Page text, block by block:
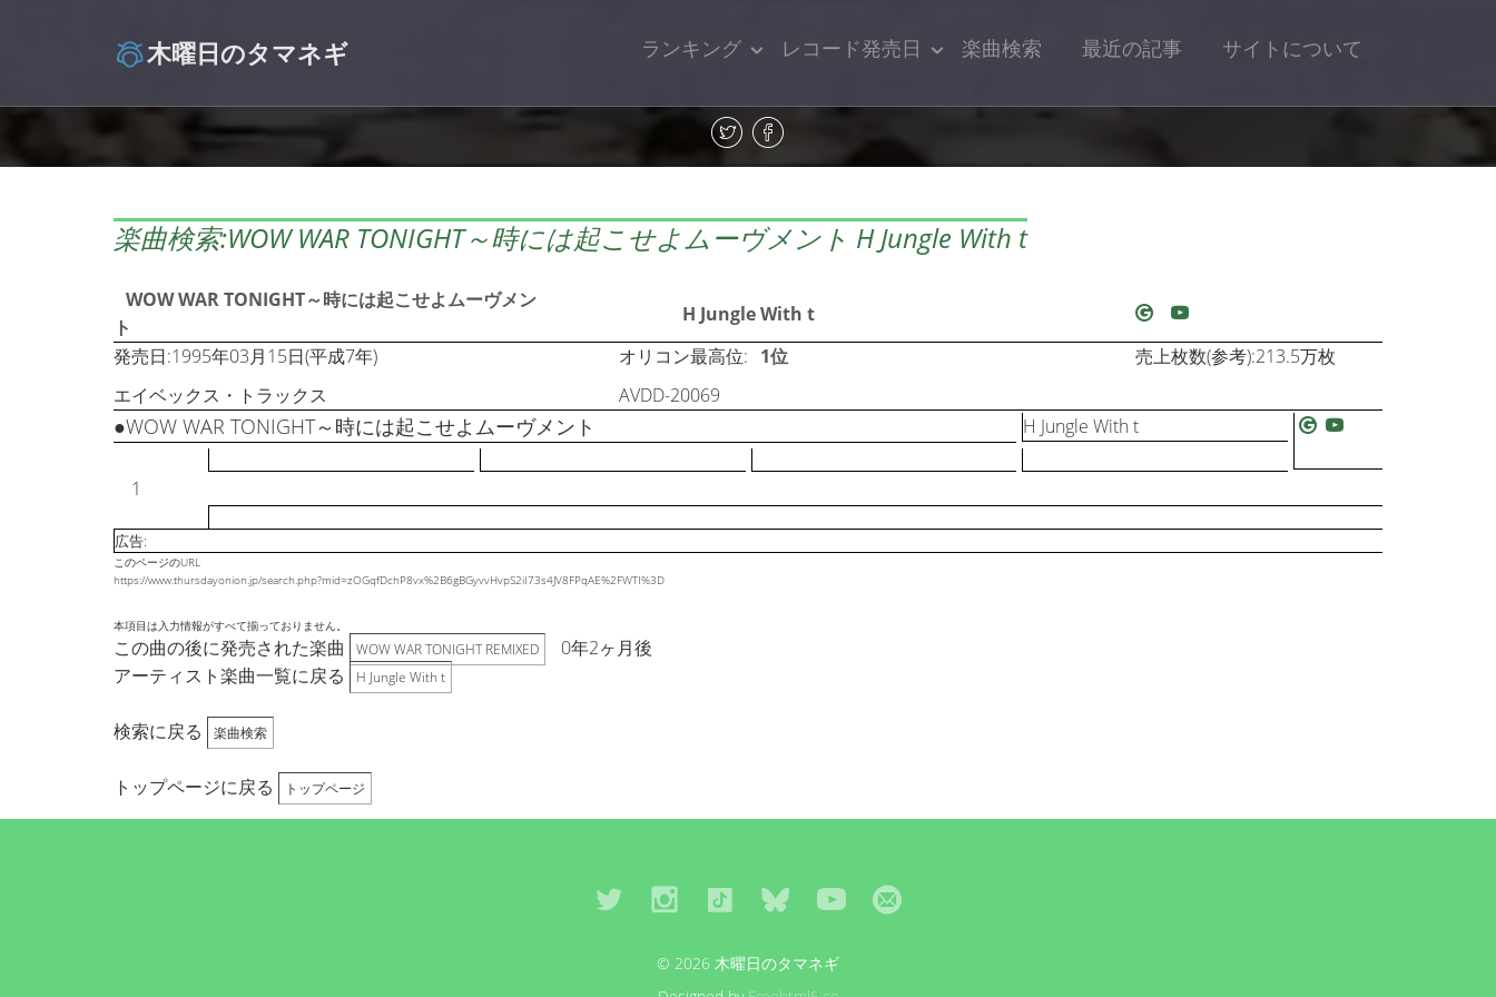
木曜日のタマネギ ランキング レコード発売日 楽曲検索 最近の記事 サイトについて
楽曲検索:WOW WAR TONIGHT～時には起こせよムーヴメント H Jungle With t
WOW WAR TONIGHT～時には起こせよムーヴメン
ト
H Jungle With t
発売日:1995年03月15日(平成7年)
オリコン最高位: 1位
売上枚数(参考):213.5万枚
エイベックス・トラックス
AVDD-20069
1
●WOW WAR TONIGHT～時には起こせよムーヴメント H Jungle With t
広告:
このページのURL
https://www.thursdayonion.jp/search.php?mid=zOGqfDchP8vx%2B6gBGyvvHvpS2iI73s4JV8FPqAE%2FWTI%3D
本項目は入力情報がすべて揃っておりません。
この曲の後に発売された楽曲 WOW WAR TONIGHT REMIXED
0年2ヶ月後
アーティスト楽曲一覧に戻る
H Jungle With t
検索に戻る 楽曲検索
トップページに戻る トップページ
© 2026 木曜日のタマネギ